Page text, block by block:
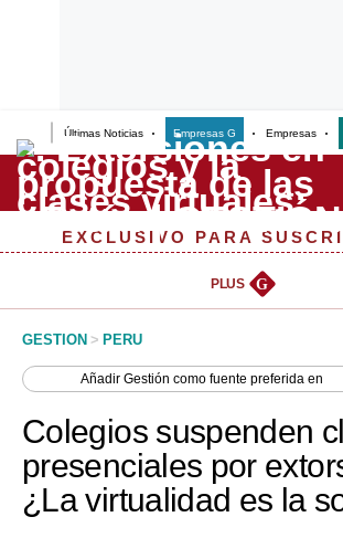
Últimas Noticias Empresas G Empresas
Lo último
Peru Quiosco
Management & Empleo
Perú
Política
EXCLUSIVO PARA
PLUS G
GESTION > PERU
AñadirGestión como fuente preferida en
Colegios suspenden
presenciales por
¿La virtualidad es la